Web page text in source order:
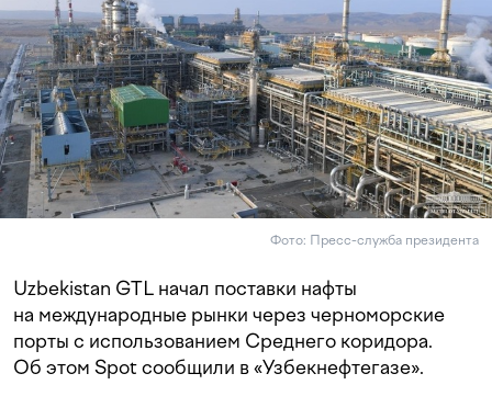
Фото: Пресс-служба президента
Uzbekistan GTL начал поставки нафты
на международные рынки через черноморские
порты с использованием Среднего коридора.
Об этом Spot сообщили в «Узбекнефтегазе».